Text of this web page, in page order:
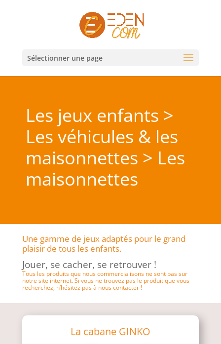
Sélectionner une page
Les jeux enfants >
Les véhicules & les
maisonnettes > Les
maisonnettes
Une gamme de jeux adaptés pour le grand
plaisir de tous les enfants.
Jouer, se cacher, se retrouver !
Tous les produits que nous commercialisons ne sont pas sur
notre site internet. Si vous ne trouvez pas le produit que vous
recherchez, n’hésitez pas à nous contacter !
La cabane GINKO